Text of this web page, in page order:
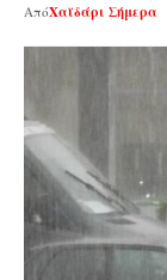
ΑπόΧαϊδάρι Σήμερα